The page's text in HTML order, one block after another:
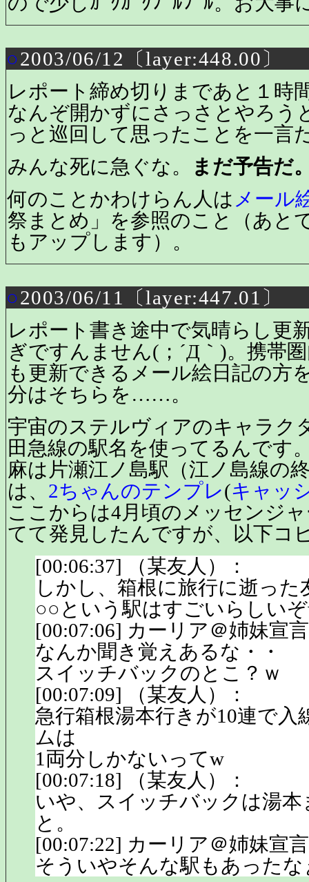
○2003/06/12〔layer:448.00〕
レポート締め切りまであと１時
なんぞ開かずにさっさとやろう
っと巡回して思ったことを一言
みんな死に急ぐな。
まだ予告だ
何のことかわけらん人は メール
祭まとめ」を参照のこと（あと
もアップします）。
○2003/06/11〔layer:447.01〕
レポート書き途中で気晴らし更
ぎですんません(；´Д｀)。携帯
も更新できるメール絵日記の方
分はそちらを……。
宇宙のステルヴィアのキャラク
田急線の駅名を使ってるんです
麻は片瀬江ノ島駅（江ノ島線の
は、 2ちゃんのテンプレ(キャッ
ここからは4月頃のメッセンジ
てて発見したんですが、以下コ
[00:06:37] （某友人）：
しかし、箱根に旅行に逝った
○○という駅はすごいらしい
[00:07:06] カーリア＠姉妹宣
なんか聞き覚えあるな・・
スイッチバックのとこ？ｗ
[00:07:09] （某友人）：
急行箱根湯本行きが10連で入
ムは
1両分しかないってw
[00:07:18] （某友人）：
いや、スイッチバックは湯
と。
[00:07:22] カーリア＠姉妹宣
そういやそんな駅もあったな